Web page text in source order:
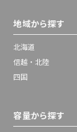
地域から探す
北海道
信越・北陸
四国
容量から探す